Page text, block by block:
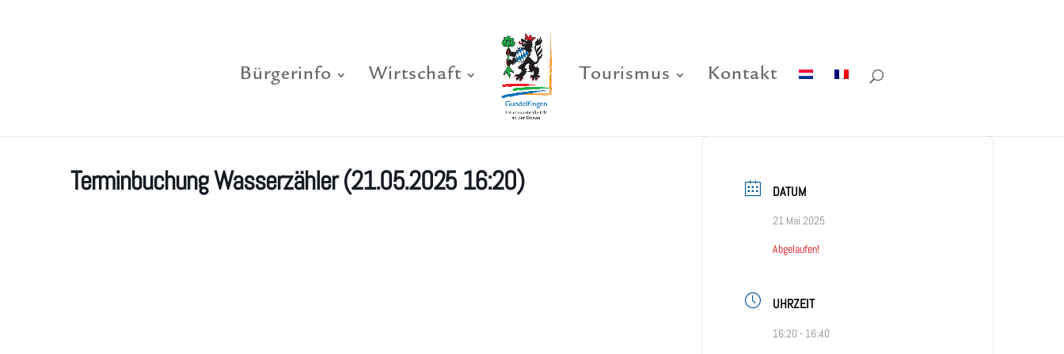
Bürgerinfo Wirtschaft Tourismus Kontakt
Terminbuchung Wasserzähler (21.05.2025 16:20) DATUM
21 Mai 2025
Abgelaufen!
UHRZEIT
16:20 - 16:40